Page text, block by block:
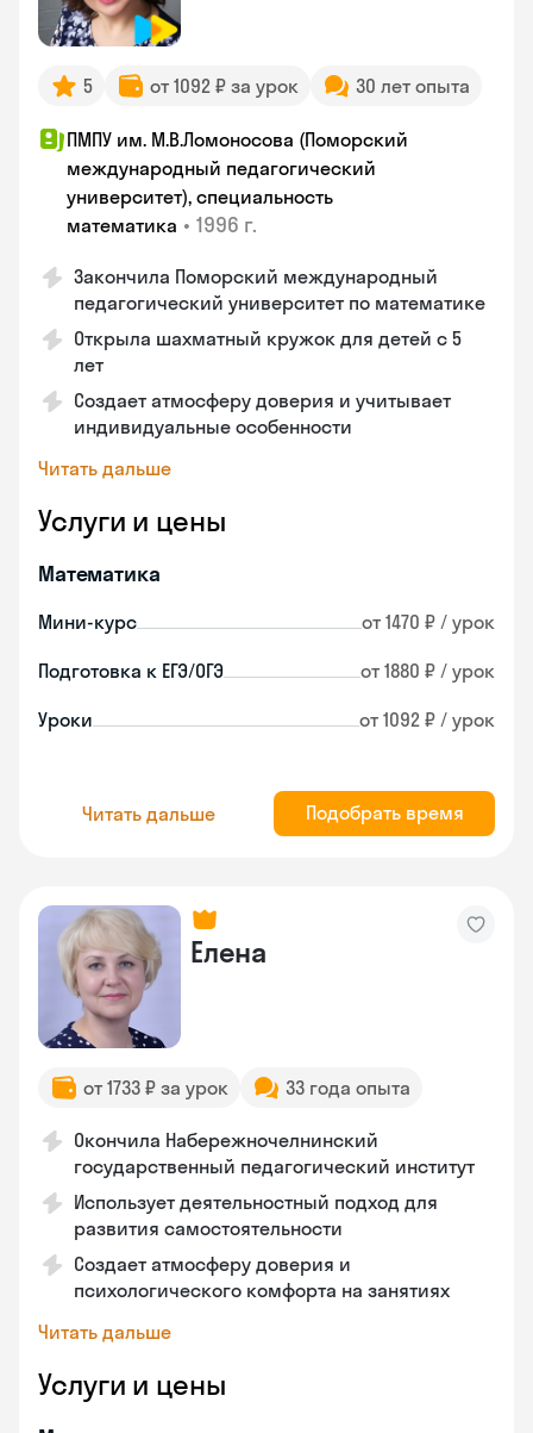
5 от 1092 ₽ за урок 30 лет опыта
ПМПУ им. М.В.Ломоносова (Поморский
международный педагогический
университет), специальность
математика • 1996 г.
Закончила Поморский международный
педагогический университет по математике
Открыла шахматный кружок для детей с 5
лет
Создает атмосферу доверия и учитывает
индивидуальные особенности
Читать дальше
Услуги и цены
Математика
Мини-курс от 1470 ₽ / урок
Подготовка к ЕГЭ/ОГЭ от 1880 ₽ / урок
Уроки от 1092 ₽ / урок
Читать дальше Подобрать время
Елена
от 1733 ₽ за урок 33 года опыта
Окончила Набережночелнинский
государственный педагогический институт
Использует деятельностный подход для
развития самостоятельности
Создает атмосферу доверия и
психологического комфорта на занятиях
Читать дальше
Услуги и цены